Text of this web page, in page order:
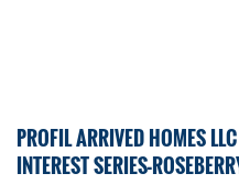
PROFIL ARRIVED HOMES
INTEREST SERIES-